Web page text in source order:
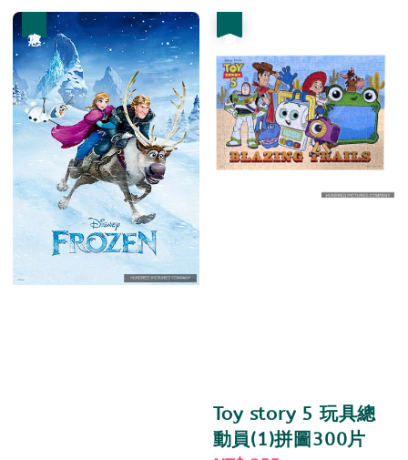
Toy story 5 玩具總
動員(1)拼圖300片